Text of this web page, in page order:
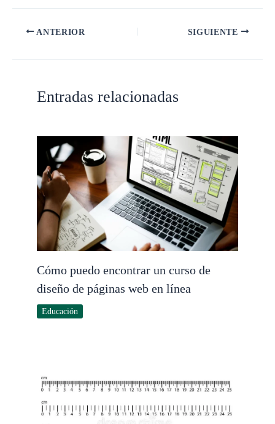
ANTERIOR SIGUIENTE
Entradas relacionadas
Cómo puedo encontrar un curso de
diseño de páginas web en línea
Educación